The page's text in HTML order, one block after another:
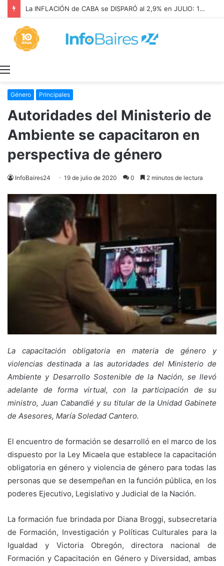
La INFLACIÓN de CABA se DISPARÓ al 2,9% en JULIO: 19,4% en 2026
Género Principales
Autoridades del Ministerio de
Ambiente se capacitaron en
perspectiva de género
InfoBaires24 19 de julio de 2020 0 2 minutos de lectura
La capacitación obligatoria en materia de género y
violencias destinada a las autoridades del Ministerio de
Ambiente y Desarrollo Sostenible de la Nación, se llevó
adelante de forma virtual, con la participación de su
ministro, Juan Cabandié y su titular de la Unidad Gabinete
de Asesores, María Soledad Cantero.
El encuentro de formación se desarrolló en el marco de los
dispuesto por la Ley Micaela que establece la capacitación
obligatoria en género y violencia de género para todas las
personas que se desempeñan en la función pública, en los
poderes Ejecutivo, Legislativo y Judicial de la Nación.
La formación fue brindada por Diana Broggi, subsecretaria
de Formación, Investigación y Políticas Culturales para la
Igualdad y Victoria Obregón, directora nacional de
Formación y Capacitación en Género y Diversidad, ambas